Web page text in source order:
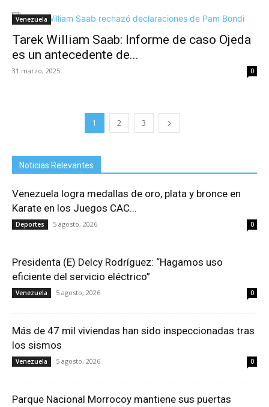
Venezuela
Tarek William Saab: Informe de caso Ojeda
es un antecedente de...
31 marzo, 2025 0
1 2 3
Noticias Relevantes
Venezuela logra medallas de oro, plata y bronce en
Karate en los Juegos CAC...
Deportes 5 agosto, 2026 0
Presidenta (E) Delcy Rodríguez: “Hagamos uso
eficiente del servicio eléctrico”
Venezuela 5 agosto, 2026 0
Más de 47 mil viviendas han sido inspeccionadas tras
los sismos
Venezuela 5 agosto, 2026 0
Parque Nacional Morrocoy mantiene sus puertas